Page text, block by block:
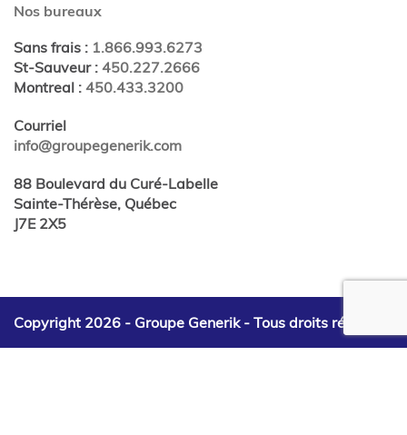
Nos bureaux
Sans frais : 1.866.993.6273
St-Sauveur: 450.227.2666
Montreal : 450.433.3200
Courriel
info@groupegenerik.com
88 Boulevard du Curé-Labelle
Sainte-Thérèse, Québec
J7E 2X5
Copyright 2026 - Groupe Generik - Tous droits réservés